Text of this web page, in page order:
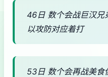
46日 数个会战巨汉兄
以攻防对应着打
53日 数个会再战美食